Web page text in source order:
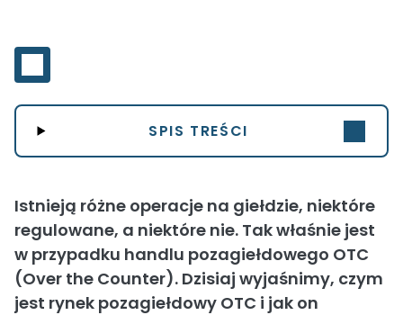
SPIS TREŚCI
Istnieją różne operacje na giełdzie, niektóre
regulowane, a niektóre nie. Tak właśnie jest
w przypadku handlu pozagiełdowego OTC
(Over the Counter). Dzisiaj wyjaśnimy, czym
jest rynek pozagiełdowy OTC i jak on